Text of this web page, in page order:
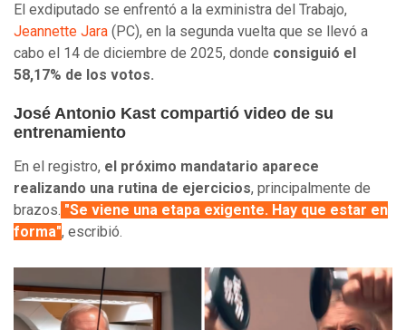
El exdiputado se enfrentó a la exministra del Trabajo,
Jeannette Jara (PC), en la segunda vuelta que se llevó a
cabo el 14 de diciembre de 2025, donde consiguió el
58,17% de los votos.
José Antonio Kast compartió video de su
entrenamiento
En el registro, el próximo mandatario aparece
realizando una rutina de ejercicios, principalmente de
brazos. "Se viene una etapa exigente. Hay que estar en
forma", escribió.